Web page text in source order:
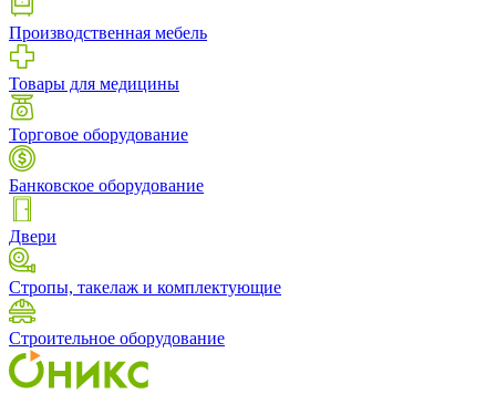
Производственная мебель
Товары для медицины
Торговое оборудование
Банковское оборудование
Двери
Стропы, такелаж и комплектующие
Строительное оборудование